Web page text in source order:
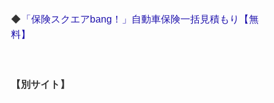
◆ 「保険スクエアbang！」自動車保険一括見積もり【無
料】
【別サイト】